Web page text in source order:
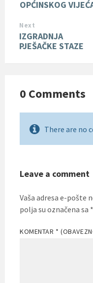
OPĆINSKOG
Next
IZGRADNJA
PJEŠAČKE STAZE
0 Comments
There are no
Leave a comment
Vaša adresa e-pošte
polja su označena sa
KOMENTAR *